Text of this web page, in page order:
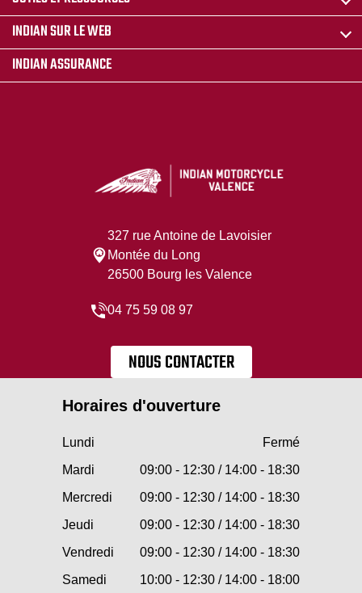
INDIAN SUR LE WEB
INDIAN ASSURANCE
327 rue Antoine de Lavoisier
Montée du Long
26500 Bourg les Valence
04 75 59 08 97
NOUS CONTACTER
Horaires d'ouverture
Lundi
Fermé
Mardi
09:00 - 12:30 / 14:00 - 18:30
Mercredi
09:00 - 12:30 / 14:00 - 18:30
Jeudi
09:00 - 12:30 / 14:00 - 18:30
Vendredi
09:00 - 12:30 / 14:00 - 18:30
Samedi
10:00 - 12:30 / 14:00 - 18:00